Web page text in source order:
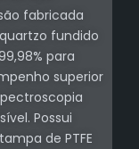
fabricada
fundido
para
superior
Possui
de PTFE